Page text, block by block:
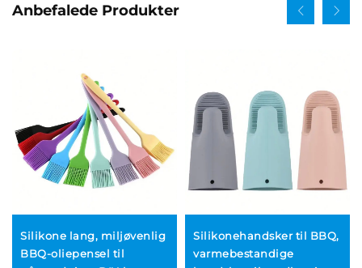
Anbefalede Produkter
Silikone lang, miljøvenlig
BBQ-oliepensel til
Silikonehandsker til BBQ,
varmebestandige